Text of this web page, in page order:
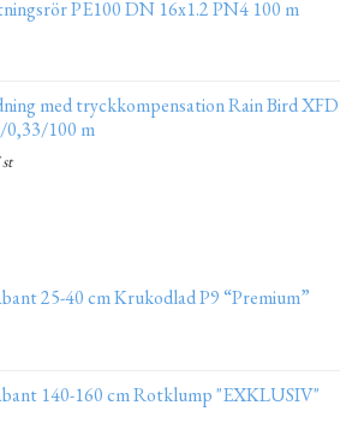
PE100 DN 16x1.2 PN4 100 m
med tryckkompensation Rain Bird XFD
100 m
25-40 cm Krukodlad P9 “Premium”
140-160 cm Rotklump "EXKLUSIV"